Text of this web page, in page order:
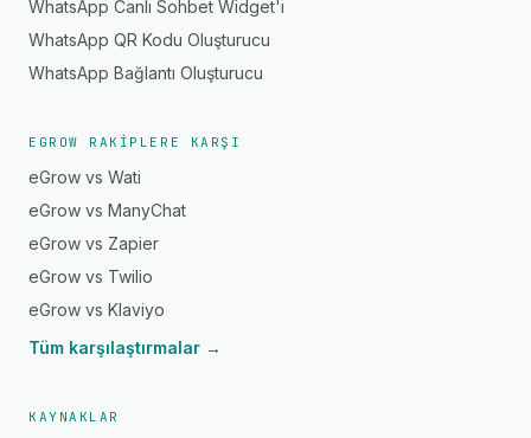
WhatsApp Canlı Sohbet Widget'ı
WhatsApp QR Kodu Oluşturucu
WhatsApp Bağlantı Oluşturucu
EGROW RAKIPLERE KARŞI
eGrow vs Wati
eGrow vs ManyChat
eGrow vs Zapier
eGrow vs Twilio
eGrow vs Klaviyo
Tüm karşılaştırmalar →
KAYNAKLAR